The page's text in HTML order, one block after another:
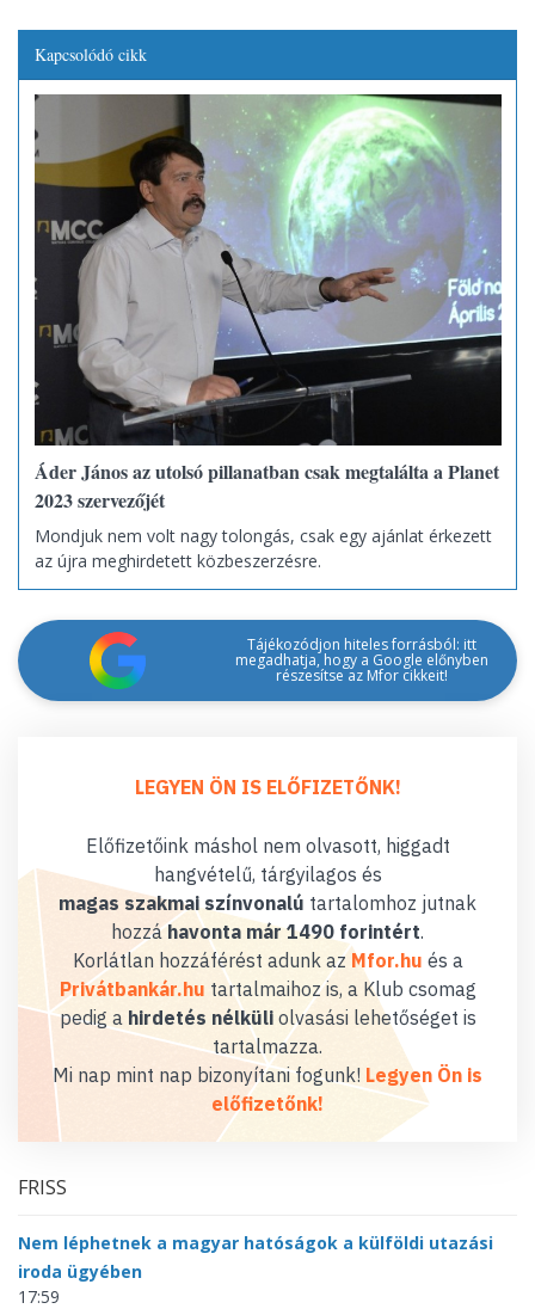
Kapcsolódó cikk
Áder János az utolsó pillanatban csak megtalálta a Planet
2023 szervezőjét
Mondjuk nem volt nagy tolongás, csak egy ajánlat érkezett
az újra meghirdetett közbeszerzésre.
Tájékozódjon hiteles forrásból: itt
megadhatja, hogy a Google előnyben
részesítse az Mfor cikkeit!
LEGYEN ÖN IS ELŐFIZETŐNK!
Előfizetőink máshol nem olvasott, higgadt
hangvételű, tárgyilagos és
magas szakmai színvonalú tartalomhoz jutnak
hozzáhavonta már 1490 forintért.
Korlátlan hozzáférést adunk az Mfor.hu és a
Privátbankár.hu tartalmaihoz is, a Klub csomag
pedig a hirdetés nélküliolvasási lehetőséget is
tartalmazza.
Mi nap mint nap bizonyítani fogunk! Legyen Ön is
előfizetőnk!
FRISS
Nem léphetnek a magyar hatóságok a külföldi utazási
iroda ügyében
17:59